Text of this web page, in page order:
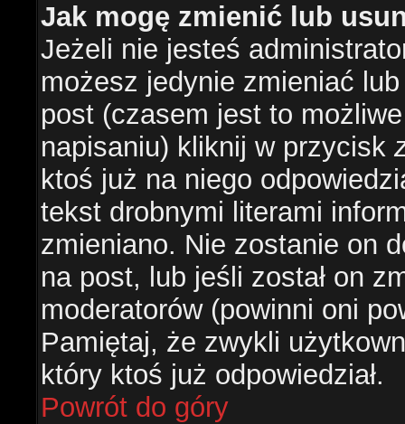
Jak mogę zmienić lub
Jeżeli nie jesteś
możesz jedynie zmieniać
post (czasem jest to
napisaniu) kliknij w przycisk
ktoś już na niego
tekst drobnymi literami
zmieniano. Nie zostanie on
na post, lub jeśli został on
moderatorów (powinni oni
Pamiętaj, że zwykli
który ktoś już odpowiedział.
Powrót do góry